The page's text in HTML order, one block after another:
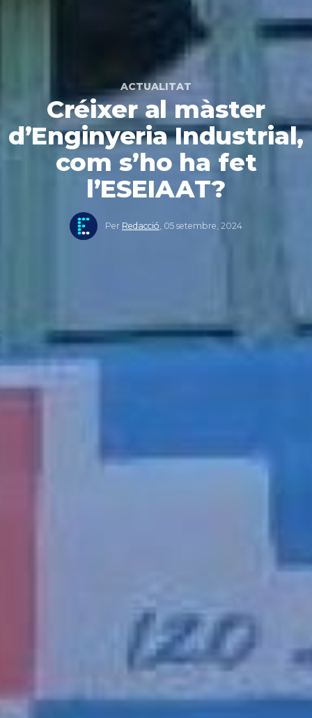
ACTUALITAT
Créixer al màster
d’Enginyeria Industrial,
com s’ho ha fet
l’ESEIAAT?
Per Redacció, 05 setembre, 2024